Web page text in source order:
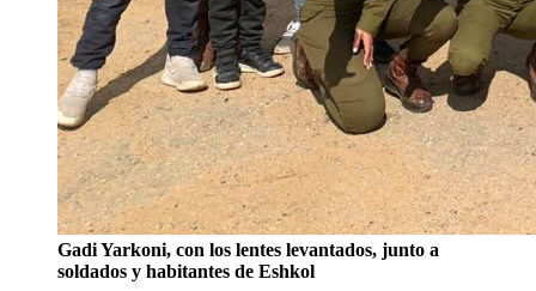
Gadi Yarkoni, con los lentes levantados, junto a
soldados y habitantes de Eshkol